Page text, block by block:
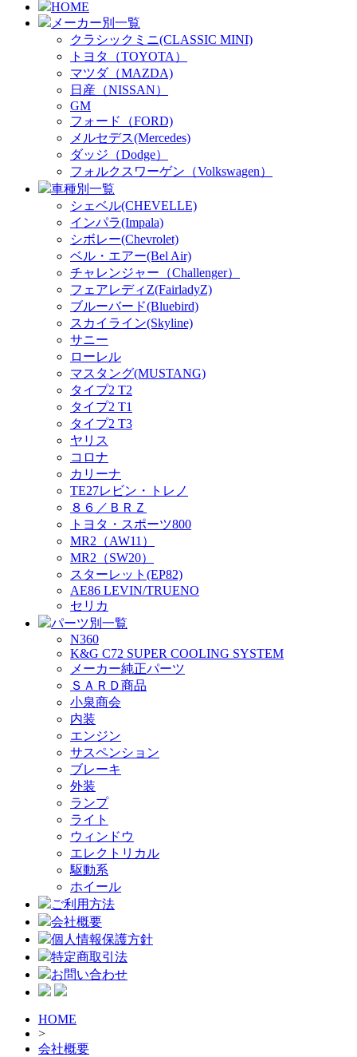
HOME
メーカー別一覧
クラシックミニ(CLASSIC MINI)
トヨタ（TOYOTA）
マツダ（MAZDA)
日産（NISSAN）
GM
フォード（FORD)
メルセデス(Mercedes)
ダッジ（Dodge）
フォルクスワーゲン（Volkswagen）
車種別一覧
シェベル(CHEVELLE)
インパラ(Impala)
シボレー(Chevrolet)
ベル・エアー(Bel Air)
チャレンジャー（Challenger）
フェアレディZ(FairladyZ)
ブルーバード(Bluebird)
スカイライン(Skyline)
サニー
ローレル
マスタング(MUSTANG)
タイプ2 T2
タイプ2 T1
タイプ2 T3
ヤリス
コロナ
カリーナ
TE27レビン・トレノ
８６／ＢＲＺ
トヨタ・スポーツ800
MR2（AW11）
MR2（SW20）
スターレット(EP82)
AE86 LEVIN/TRUENO
セリカ
パーツ別一覧
N360
K&G C72 SUPER COOLING SYSTEM
メーカー純正パーツ
ＳＡＲＤ商品
小泉商会
内装
エンジン
サスペンション
ブレーキ
外装
ランプ
ライト
ウィンドウ
エレクトリカル
駆動系
ホイール
ご利用方法
会社概要
個人情報保護方針
特定商取引法
お問い合わせ
HOME
>
会社概要